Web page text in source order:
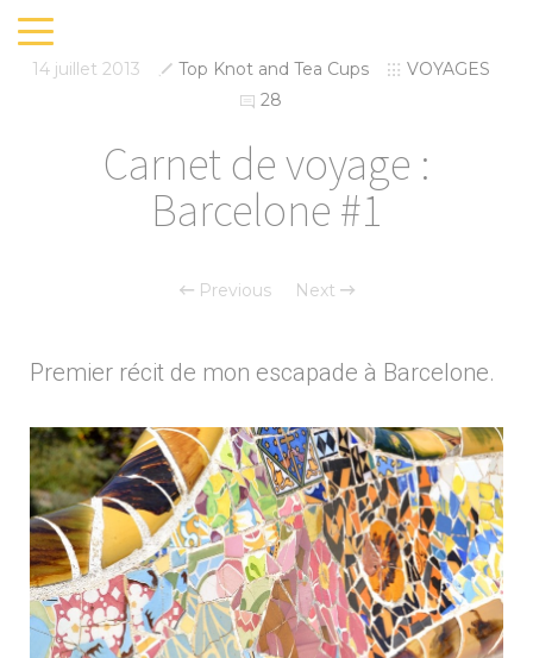
14 juillet 2013 Top Knot and Tea Cups
VOYAGES
28
Carnet de voyage :
Barcelone #1
Previous Next
Premier récit de mon escapade à Barcelone.